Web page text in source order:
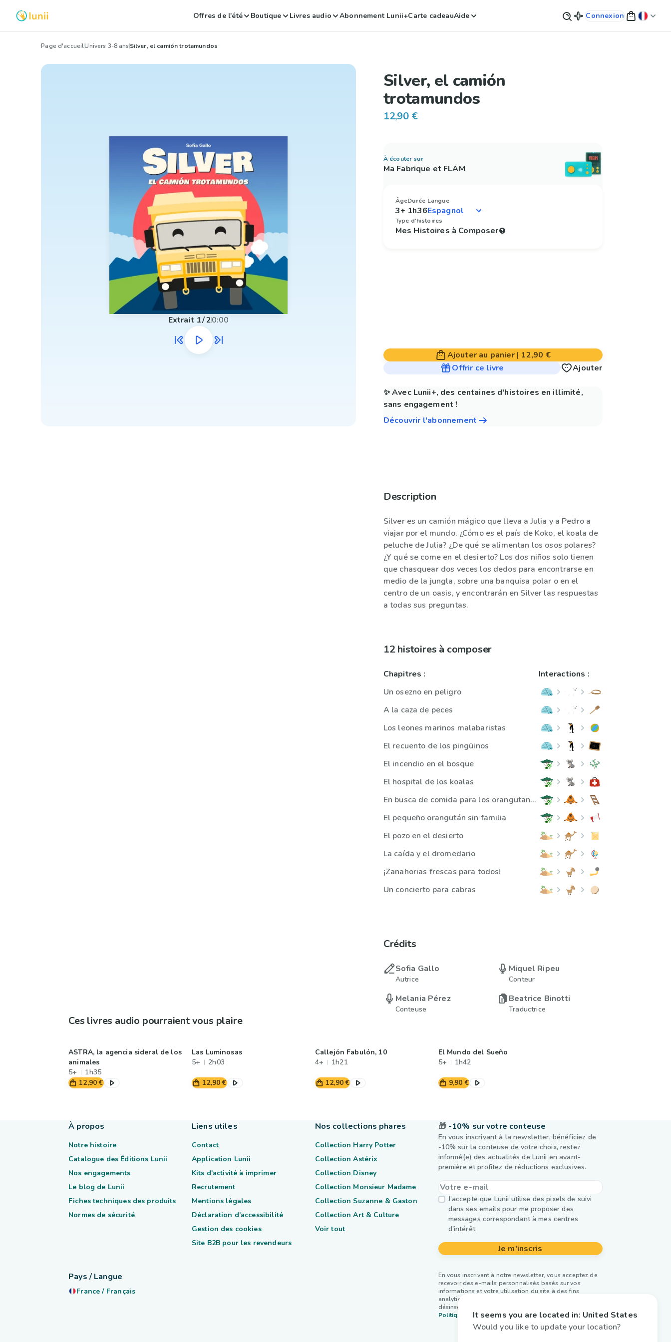
Offres de l'été Boutique Livres audio Abonnement Lunii+Carte cadeauAide Connexion
Page d'accueilUnivers 3-8 ansSilver, el camión trotamundos
Extrait 1/20:00
Silver, el camión
trotamundos
12,90 €
À écouter sur
Ma Fabrique et FLAM
Âge
3+
Durée
1h36
Langue
Type d'histoires
Mes Histoires à Composer
Ajouter au panier| 12,90 €
Offrir ce livre
Ajouter
✨ Avec Lunii+, des centaines d'histoires en illimité,
sans engagement !
Découvrir l'abonnement
Description
Silver es un camión mágico que lleva a Julia y a Pedro a
viajar por el mundo. ¿Cómo es el país de Koko, el koala de
peluche de Julia? ¿De qué se alimentan los osos polares?
¿Y qué se come en el desierto? Los dos niños solo tienen
que chasquear dos veces los dedos para encontrarse en
medio de la jungla, sobre una banquisa polar o en el
centro de un oasis, y encontrarán en Silver las respuestas
a todas sus preguntas.
12 histoires à composer
Chapitres :
Un osezno en peligro
A la caza de peces
Los leones marinos malabaristas
El recuento de los pingüinos
El incendio en el bosque
El hospital de los koalas
En busca de comida para los orangutanes
El pequeño orangután sin familia
El pozo en el desierto
La caída y el dromedario
¡Zanahorias frescas para todos!
Un concierto para cabras
Interactions :
Crédits
Sofia Gallo
Autrice
Miquel Ripeu
Conteur
Melania Pérez
Conteuse
Beatrice Binotti
Traductrice
Ces livres audio pourraient vous plaire
ASTRA, la agencia sideral de los
animales
5+
1h35
12,90 €
Las Luminosas
5+
2h03
12,90 €
Callejón Fabulón, 10
4+
1h21
12,90 €
El Mundo del Sueño
5+
1h42
9,90 €
🎁 -10% sur votre conteuse
En vous inscrivant à la newsletter, bénéficiez de
-10% sur la conteuse de votre choix, restez
informé(e) des actualités de Lunii en avant-
première et profitez de réductions exclusives.
J’accepte que Lunii utilise des pixels de suivi
dans ses emails pour me proposer des
messages correspondant à mes centres
d'intérêt
Je m'inscris
En vous inscrivant à notre newsletter, vous acceptez de
recevoir des e-mails personnalisés basés sur vos
informations et votre utilisation du site à des fins
analytiques et publicitaires. Vous pouvez vous
désinscrire à tout moment. Plus d’infos dans notre
Politique de confidentialité.
À propos
Notre histoire
Catalogue des Éditions Lunii
Nos engagements
Le blog de Lunii
Fiches techniques des produits
Normes de sécurité
Liens utiles
Contact
Application Lunii
Kits d'activité à imprimer
Recrutement
Mentions légales
Déclaration d’accessibilité
Gestion des cookies
Site B2B pour les revendeurs
Nos collections phares
Collection Harry Potter
Collection Astérix
Collection Disney
Collection Monsieur Madame
Collection Suzanne & Gaston
Collection Art & Culture
Voir tout
Pays / Langue
France / Français
It seems you are located in: United States
Would you like to update your location?